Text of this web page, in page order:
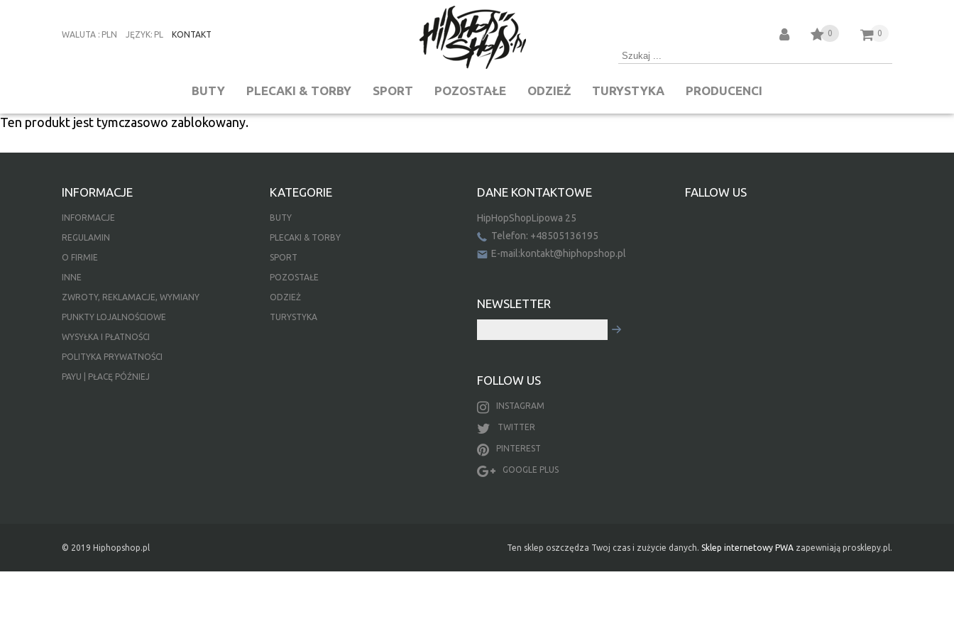
WALUTA : PLN JĘZYK: PL KONTAKT 0
0
BUTY PLECAKI & TORBY SPORT POZOSTAŁE ODZIEŻ TURYSTYKA PRODUCENCI
Ten produkt jest tymczasowo zablokowany.
INFORMACJE
INFORMACJE
REGULAMIN
O FIRMIE
INNE
ZWROTY, REKLAMACJE, WYMIANY
PUNKTY LOJALNOŚCIOWE
WYSYŁKA I PŁATNOŚCI
POLITYKA PRYWATNOŚCI
PAYU | PŁACĘ PÓŹNIEJ
KATEGORIE
BUTY
PLECAKI & TORBY
SPORT
POZOSTAŁE
ODZIEŻ
TURYSTYKA
DANE KONTAKTOWE
HipHopShopLipowa 25
Telefon: +48505136195
E-mail:kontakt@hiphopshop.pl
NEWSLETTER
FOLLOW US
INSTAGRAM
TWITTER
PINTEREST
GOOGLE PLUS
FALLOW US
© 2019 Hiphopshop.pl Ten sklep oszczędza Twoj czas i zużycie danych. Sklep internetowy PWA zapewniają prosklepy.pl.